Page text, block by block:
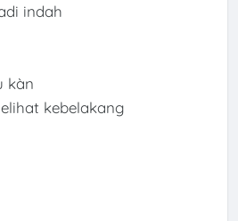
indah
kàn
kebelakang